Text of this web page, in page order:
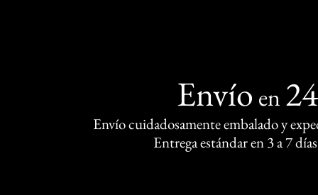
Envío en
Envío cuidadosamente embalado y
Entrega estándar en 3 a 7